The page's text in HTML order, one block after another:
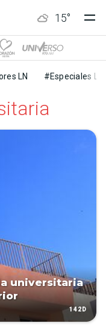
15°
LN #Especiales LN
universitaria
142D